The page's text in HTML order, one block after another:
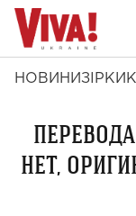
НОВИНИ ЗІРКИ
НЕТ,